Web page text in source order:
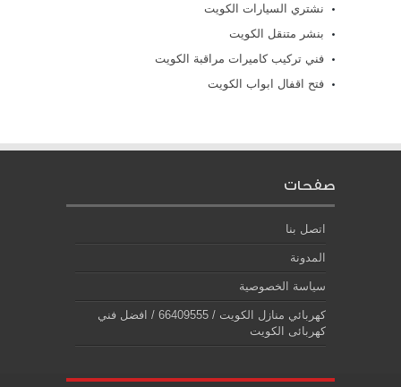
نشتري السيارات الكويت
بنشر متنقل الكويت
فني تركيب كاميرات مراقبة الكويت
فتح اقفال ابواب الكويت
صفحات
اتصل بنا
المدونة
سياسة الخصوصية
كهربائي منازل الكويت / 66409555 / افضل فني
كهربائى الكويت